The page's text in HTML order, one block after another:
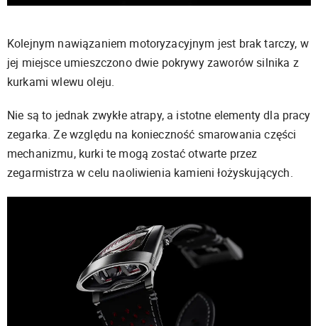
Kolejnym nawiązaniem motoryzacyjnym jest brak tarczy, w
jej miejsce umieszczono dwie pokrywy zaworów silnika z
kurkami wlewu oleju.
Nie są to jednak zwykłe atrapy, a istotne elementy dla pracy
zegarka. Ze względu na konieczność smarowania części
mechanizmu, kurki te mogą zostać otwarte przez
zegarmistrza w celu naoliwienia kamieni łożyskujących.